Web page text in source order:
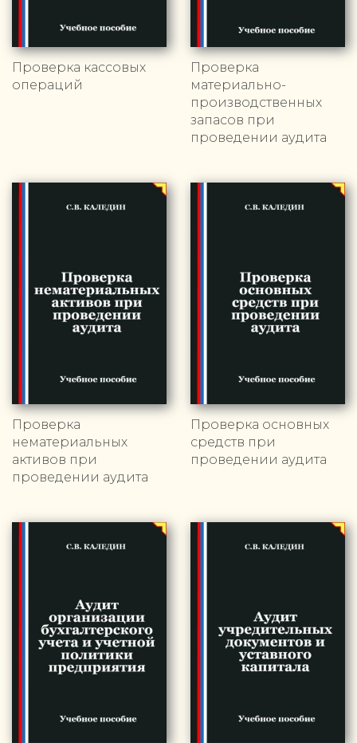
Проверка кассовых
операций
Проверка
материально-
производственных
запасов при
проведении аудита
Проверка
нематериальных
активов при
проведении аудита
Проверка основных
средств при
проведении аудита